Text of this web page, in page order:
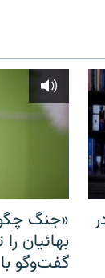
«جنگ
بهائیان
گفت‌وگو